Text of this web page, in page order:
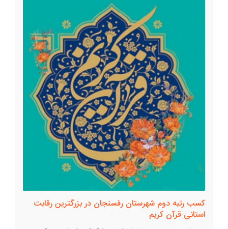
کسب رتبه دوم شهرستان رفسنجان در بزرگترین رقابت
استانی قرآن کریم